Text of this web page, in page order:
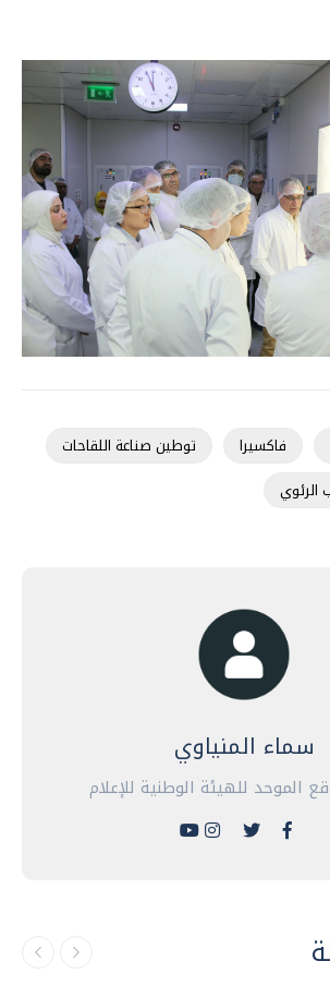
فاكسيرا
توطين صناعة اللقاحات
الرئوي
سماء المنياوي
الموحد للهيئة الوطنية للإعلام